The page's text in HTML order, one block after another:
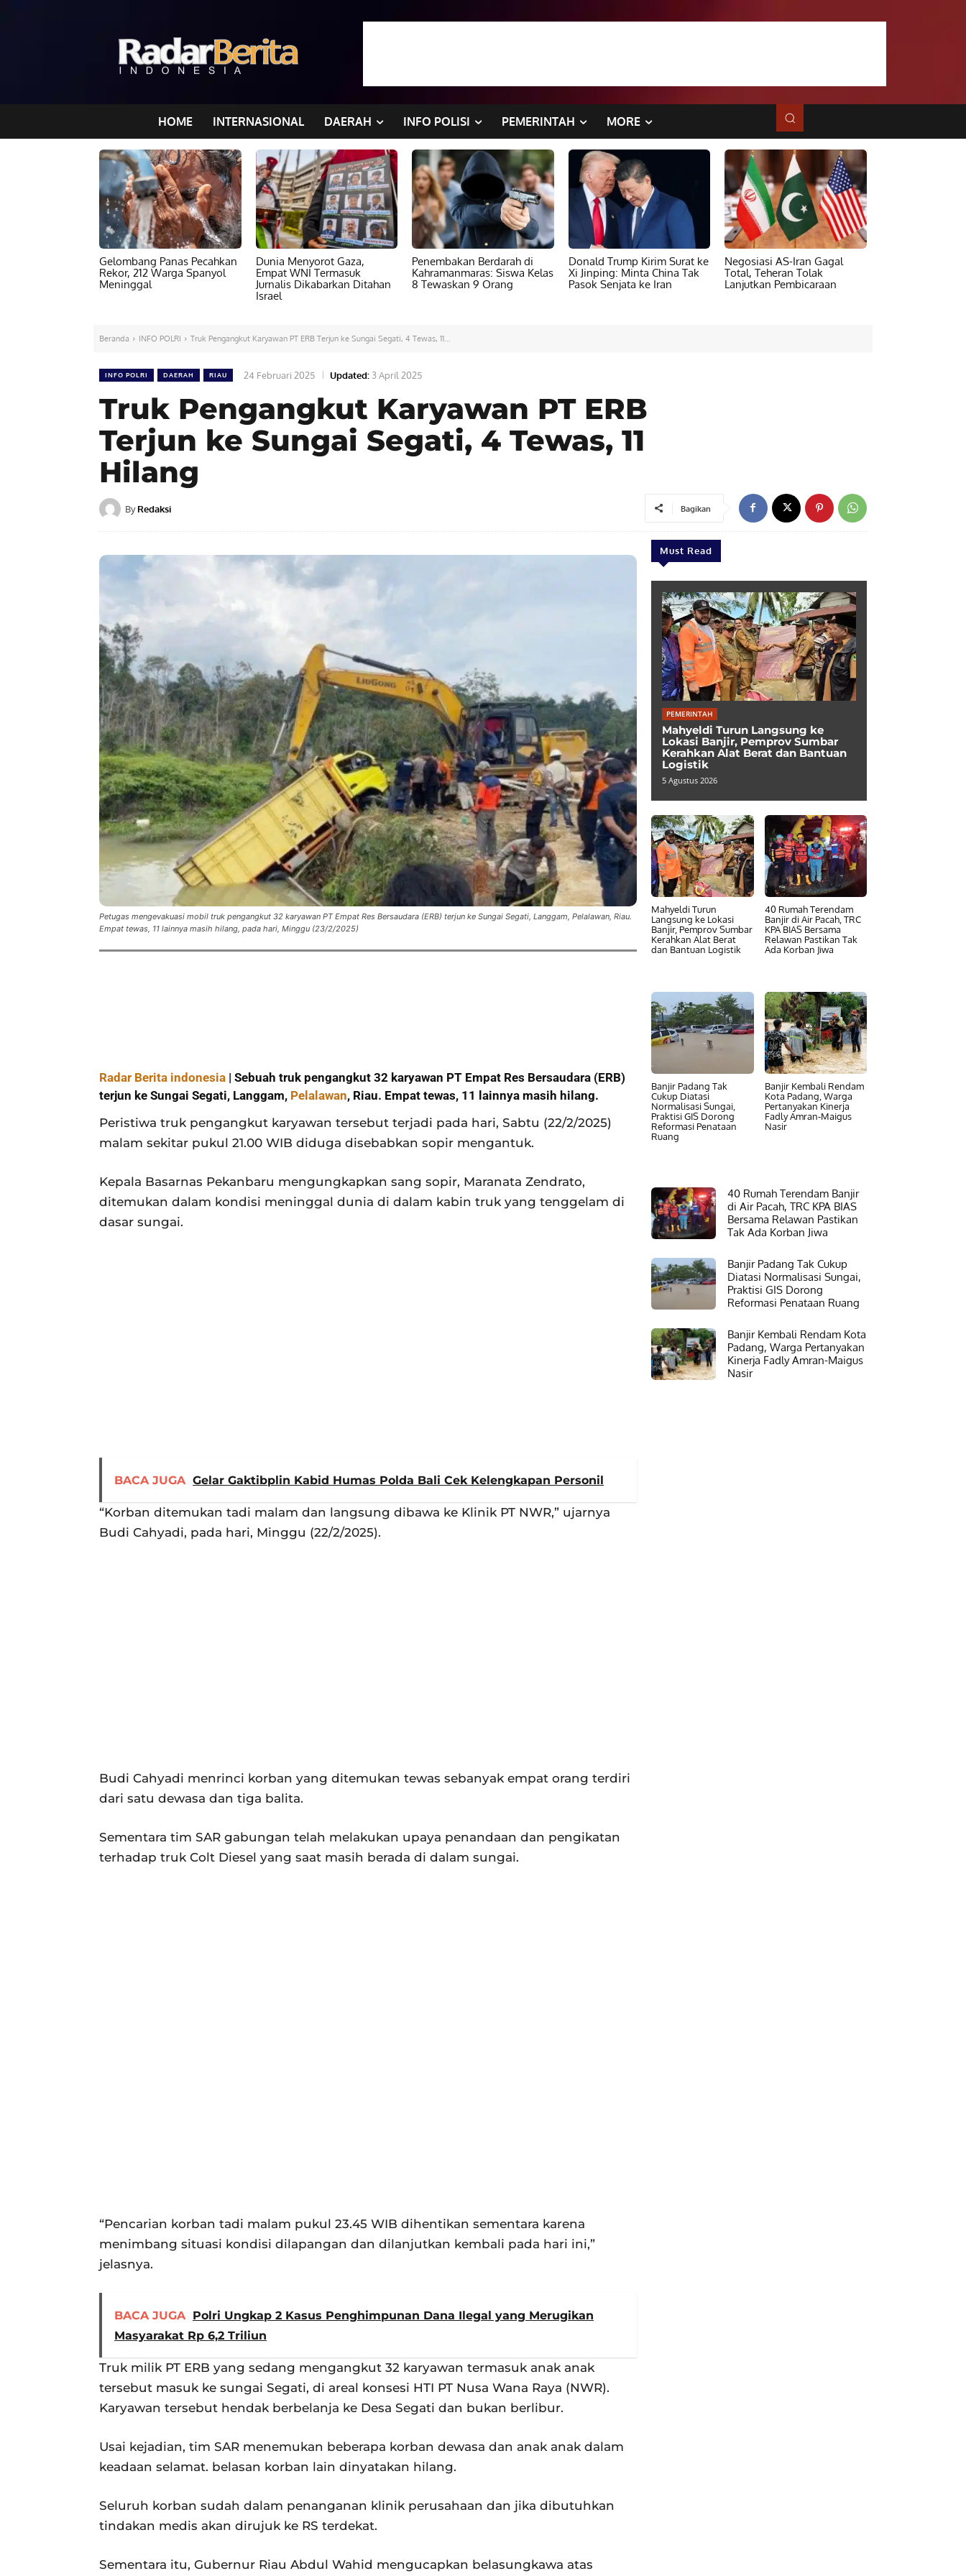
HOME INTERNASIONAL DAERAH INFO POLISI PEMERINTAH MORE
Gelombang Panas Pecahkan
Rekor, 212 Warga Spanyol
Meninggal
Dunia Menyorot Gaza,
Empat WNI Termasuk
Jurnalis Dikabarkan Ditahan
Israel
Penembakan Berdarah di
Kahramanmaras: Siswa Kelas
8 Tewaskan 9 Orang
Donald Trump Kirim Surat ke
Xi Jinping: Minta China Tak
Pasok Senjata ke Iran
Negosiasi AS-Iran Gagal
Total, Teheran Tolak
Lanjutkan Pembicaraan
Beranda INFO POLRI Truk Pengangkut Karyawan PT ERB Terjun ke Sungai Segati, 4 Tewas, 11...
INFO POLRI DAERAH RIAU 24 Februari 2025 Updated: 3 April 2025
Truk Pengangkut Karyawan PT ERB
Terjun ke Sungai Segati, 4 Tewas, 11
Hilang
By Redaksi Bagikan
Petugas mengevakuasi mobil truk pengangkut 32 karyawan PT Empat Res Bersaudara (ERB) terjun ke Sungai Segati, Langgam, Pelalawan, Riau.
Empat tewas, 11 lainnya masih hilang, pada hari, Minggu (23/2/2025)
Radar Berita indonesia | Sebuah truk pengangkut 32 karyawan PT Empat Res Bersaudara (ERB)
terjun ke Sungai Segati, Langgam, Pelalawan, Riau. Empat tewas, 11 lainnya masih hilang.
Peristiwa truk pengangkut karyawan tersebut terjadi pada hari, Sabtu (22/2/2025)
malam sekitar pukul 21.00 WIB diduga disebabkan sopir mengantuk.
Kepala Basarnas Pekanbaru mengungkapkan sang sopir, Maranata Zendrato,
ditemukan dalam kondisi meninggal dunia di dalam kabin truk yang tenggelam di
dasar sungai.
BACA JUGA Gelar Gaktibplin Kabid Humas Polda Bali Cek Kelengkapan Personil
“Korban ditemukan tadi malam dan langsung dibawa ke Klinik PT NWR,” ujarnya
Budi Cahyadi, pada hari, Minggu (22/2/2025).
Budi Cahyadi menrinci korban yang ditemukan tewas sebanyak empat orang terdiri
dari satu dewasa dan tiga balita.
Sementara tim SAR gabungan telah melakukan upaya penandaan dan pengikatan
terhadap truk Colt Diesel yang saat masih berada di dalam sungai.
“Pencarian korban tadi malam pukul 23.45 WIB dihentikan sementara karena
menimbang situasi kondisi dilapangan dan dilanjutkan kembali pada hari ini,”
jelasnya.
BACA JUGA Polri Ungkap 2 Kasus Penghimpunan Dana Ilegal yang Merugikan
Masyarakat Rp 6,2 Triliun
Truk milik PT ERB yang sedang mengangkut 32 karyawan termasuk anak anak
tersebut masuk ke sungai Segati, di areal konsesi HTI PT Nusa Wana Raya (NWR).
Karyawan tersebut hendak berbelanja ke Desa Segati dan bukan berlibur.
Usai kejadian, tim SAR menemukan beberapa korban dewasa dan anak anak dalam
keadaan selamat. belasan korban lain dinyatakan hilang.
Seluruh korban sudah dalam penanganan klinik perusahaan dan jika dibutuhkan
tindakan medis akan dirujuk ke RS terdekat.
Sementara itu, Gubernur Riau Abdul Wahid mengucapkan belasungkawa atas
Must Read
PEMERINTAH
Mahyeldi Turun Langsung ke
Lokasi Banjir, Pemprov Sumbar
Kerahkan Alat Berat dan Bantuan
Logistik
5 Agustus 2026
Mahyeldi Turun
Langsung ke Lokasi
Banjir, Pemprov Sumbar
Kerahkan Alat Berat
dan Bantuan Logistik
40 Rumah Terendam
Banjir di Air Pacah, TRC
KPA BIAS Bersama
Relawan Pastikan Tak
Ada Korban Jiwa
Banjir Padang Tak
Cukup Diatasi
Normalisasi Sungai,
Praktisi GIS Dorong
Reformasi Penataan
Ruang
Banjir Kembali Rendam
Kota Padang, Warga
Pertanyakan Kinerja
Fadly Amran-Maigus
Nasir
40 Rumah Terendam Banjir
di Air Pacah, TRC KPA BIAS
Bersama Relawan Pastikan
Tak Ada Korban Jiwa
Banjir Padang Tak Cukup
Diatasi Normalisasi Sungai,
Praktisi GIS Dorong
Reformasi Penataan Ruang
Banjir Kembali Rendam Kota
Padang, Warga Pertanyakan
Kinerja Fadly Amran-Maigus
Nasir